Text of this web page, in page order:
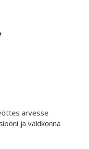
arvesse
ja valdkonna